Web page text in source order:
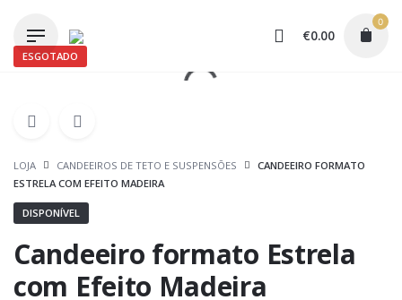
content
€0.00
0
ESGOTADO
LOJA CANDEEIROS DE TETO E SUSPENSÕES
CANDEEIRO FORMATO
ESTRELA COM EFEITO MADEIRA
DISPONÍVEL
Candeeiro formato Estrela
com Efeito Madeira